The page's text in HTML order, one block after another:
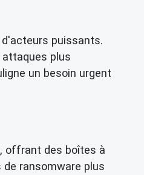
puissants.
attaques plus
un besoin urgent
offrant des boîtes à
ransomware plus